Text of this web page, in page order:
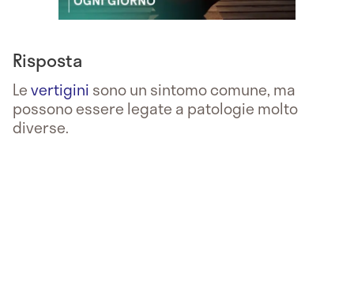
Risposta
Levertigini sono un sintomo comune, ma
possono essere legate a patologie molto
diverse.